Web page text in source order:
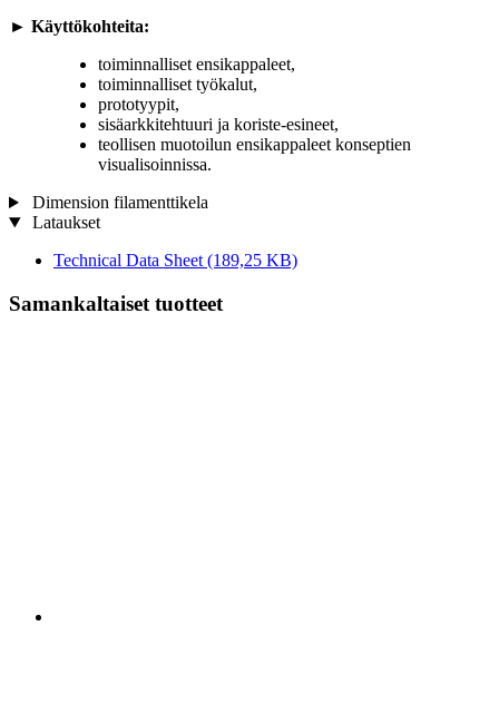
► Käyttökohteita:
toiminnalliset ensikappaleet,
toiminnalliset työkalut,
prototyypit,
sisäarkkitehtuuri ja koriste-esineet,
teollisen muotoilun ensikappaleet konseptien
visualisoinnissa.
Dimension filamenttikela
Lataukset
Technical Data Sheet (189,25 KB)
Samankaltaiset tuotteet